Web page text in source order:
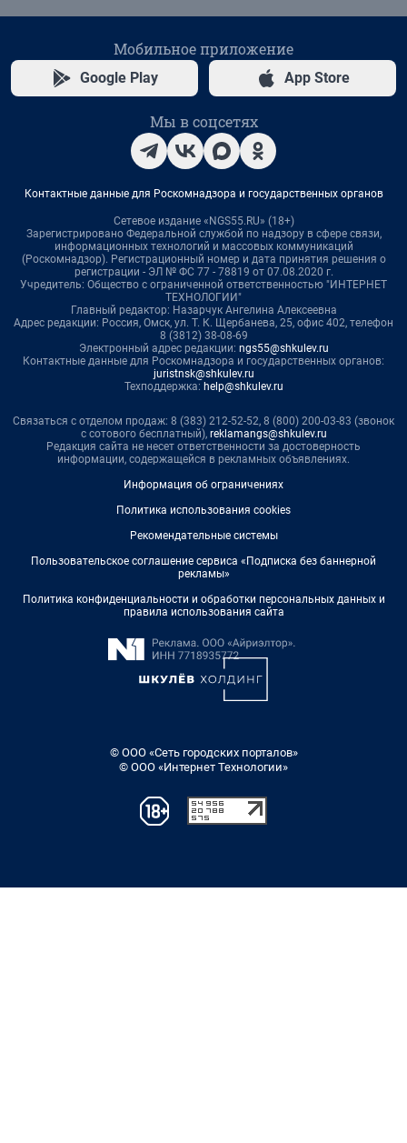
Мобильное приложение
Google Play App Store
Мы в соцсетях
Контактные данные для Роскомнадзора и государственных органов
Сетевое издание «NGS55.RU» (18+)
Зарегистрировано Федеральной службой по надзору в сфере связи,
информационных технологий и массовых коммуникаций
(Роскомнадзор). Регистрационный номер и дата принятия решения о
регистрации - ЭЛ № ФС 77 - 78819 от 07.08.2020 г.
Учредитель: Общество с ограниченной ответственностью "ИНТЕРНЕТ
ТЕХНОЛОГИИ"
Главный редактор: Назарчук Ангелина Алексеевна
Адрес редакции: Россия, Омск, ул. Т. К. Щербанева, 25, офис 402, телефон
8 (3812) 38-08-69
Электронный адрес редакции: ngs55@shkulev.ru
Контактные данные для Роскомнадзора и государственных органов:
juristnsk@shkulev.ru
Техподдержка: help@shkulev.ru
Связаться с отделом продаж: 8 (383) 212-52-52, 8 (800) 200-03-83 (звонок
с сотового бесплатный), reklamangs@shkulev.ru
Редакция сайта не несет ответственности за достоверность
информации, содержащейся в рекламных объявлениях.
Информация об ограничениях
Политика использования cookies
Рекомендательные системы
Пользовательское соглашение сервиса «Подписка без баннерной
рекламы»
Политика конфиденциальности и обработки персональных данных и
правила использования сайта
© ООО «Сеть городских порталов»
© ООО «Интернет Технологии»